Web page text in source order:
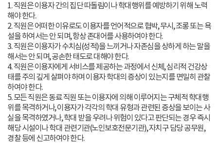
1. 직원은 이용자 간의 집단 따돌림이나 학대행위를 예방하기 위해 노력
해야 한다.
2. 직원은 어떠한 이유로도 이용자를 언어적으로 협박, 무시, 조롱 또는 욕
설을 하여서는 안 되며, 항상 존대어를 사용하여야 한다.
3. 직원은 이용자가 수치심(성적)을 느끼거나 자존심을 상하게 하는 말을
해서는 안 되며, 공손한 태도로 대해야 한다.
4. 직원은 이용자에게 서비스를 제공하는 과정에서 신체, 심리적 건강상
태를 주의 깊게 살펴야 하며 이용자 학대의 증상이 있는지를 면밀히 관찰
하여야 한다.
5. 모든 직원은 동료 직원 또는 이용자에 의해 이루어지는 구체적 학대행
위를 목격하거나, 이용자가 각각의 학대 유형과 관련된 증상을 보이는 사
실을 목격하였거나, 학대 받을 우려나 위험이 있다고 판단되는 경우 즉시
해당 시설이나 학대 관련기관(노인보호전문기관), 자치구 담당 공무원,
경찰 등에 신고하여야 한다.